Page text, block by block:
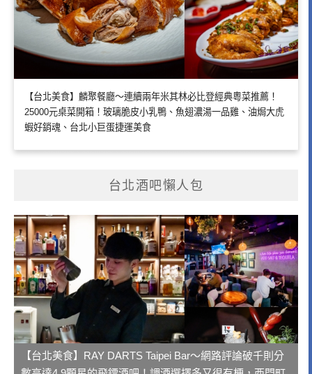
【台北美食】麟聚餐廳～連續兩年米其林必比登經典粵菜推薦！
25000元桌菜開箱！玻璃脆皮小乳鴨、魚翅濃湯一品雞、油焗大虎
蝦好銷魂、台北小巨蛋捷運美食
台北酒吧懶人包
【台北美食】RAY DARTS Taipei Bar～網路評論破千則分